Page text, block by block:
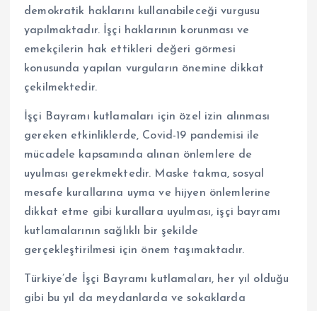
demokratik haklarını kullanabileceği vurgusu
yapılmaktadır. İşçi haklarının korunması ve
emekçilerin hak ettikleri değeri görmesi
konusunda yapılan vurguların önemine dikkat
çekilmektedir.
İşçi Bayramı kutlamaları için özel izin alınması
gereken etkinliklerde, Covid-19 pandemisi ile
mücadele kapsamında alınan önlemlere de
uyulması gerekmektedir. Maske takma, sosyal
mesafe kurallarına uyma ve hijyen önlemlerine
dikkat etme gibi kurallara uyulması, işçi bayramı
kutlamalarının sağlıklı bir şekilde
gerçekleştirilmesi için önem taşımaktadır.
Türkiye’de İşçi Bayramı kutlamaları, her yıl olduğu
gibi bu yıl da meydanlarda ve sokaklarda